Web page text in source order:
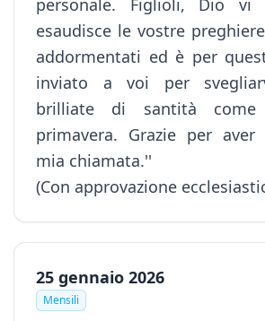
personale. Figlioli, Dio
esaudisce le vostre
addormentati ed è per
inviato a voi per
brilliate di santità
primavera. Grazie per
mia chiamata.''
(Con approvazione
25 gennaio 2026
Mensili